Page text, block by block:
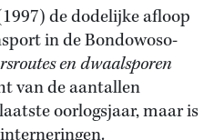
de dodelijke afloop
in de Bondowoso-
en dwaalsporen
van de aantallen
oorlogsjaar, maar is